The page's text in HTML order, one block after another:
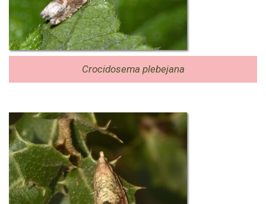
Crocidosema plebejana